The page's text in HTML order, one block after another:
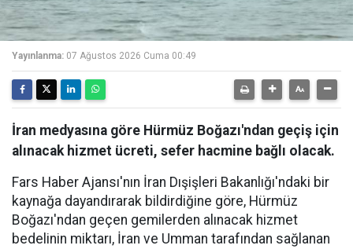
Yayınlanma: 07 Ağustos 2026 Cuma 00:49
İran medyasına göre Hürmüz Boğazı'ndan geçiş için
alınacak hizmet ücreti, sefer hacmine bağlı olacak.
Fars Haber Ajansı'nın İran Dışişleri Bakanlığı'ndaki bir
kaynağa dayandırarak bildirdiğine göre, Hürmüz
Boğazı'ndan geçen gemilerden alınacak hizmet
bedelinin miktarı, İran ve Umman tarafından sağlanan